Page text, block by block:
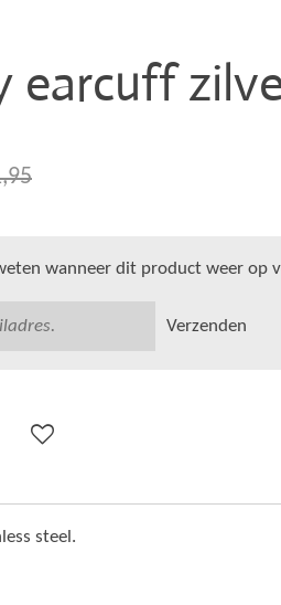
earcuff
wanneer dit product weer op
Verzenden
steel.